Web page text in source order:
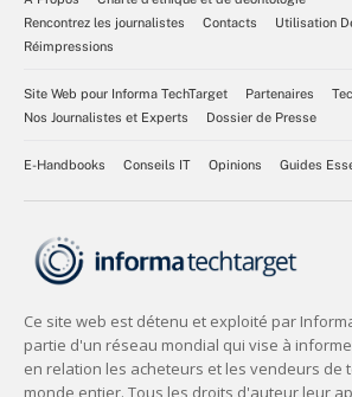
Rencontrez les journalistes
Contacts
Utilisation
Réimpressions
Site Web pour Informa TechTarget Partenaires
Nos Journalistes et Experts
Dossier de Presse
E-Handbooks Conseils IT Opinions Guides